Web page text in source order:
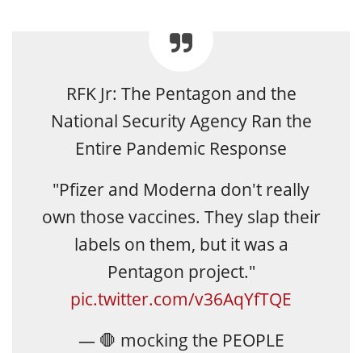
RFK Jr: The Pentagon and the
National Security Agency Ran the
Entire Pandemic Response
"Pfizer and Moderna don't really
own those vaccines. They slap their
labels on them, but it was a
Pentagon project."
pic.twitter.com/v36AqYfTQE
— 🛑 mocking the PEOPLE